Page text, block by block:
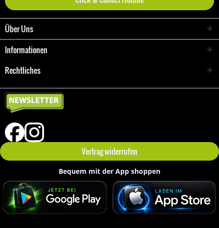
Über Uns
Informationen
Rechtliches
Vertrag widerrufen
Bequem mit der App shoppen